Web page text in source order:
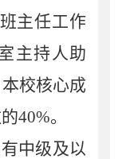
主任工作
主持人助
校核心成
40%。
中级及以